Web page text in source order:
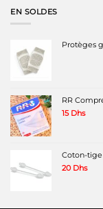
EN SOLDES
Protèges
RR
15 Dhs
Coton-tige
20 Dhs